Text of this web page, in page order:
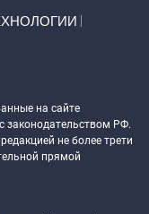
на сайте
законодательством РФ.
не более трети
прямой